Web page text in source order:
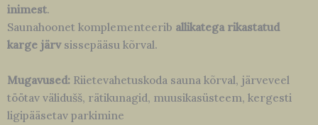
inimest.
Saunahoonet komplementeerib allikatega rikastatud
karge järvsissepääsu kõrval.
Mugavused: Riietevahetuskoda sauna kõrval, järveveel
töötav välidušš, rätikunagid, muusikasüsteem, kergesti
ligipääsetav parkimine